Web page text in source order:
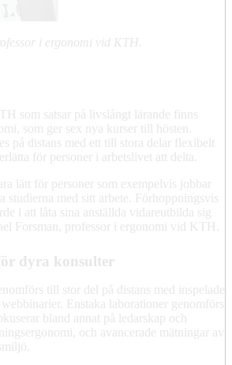
i ergonomi vid KTH.
som satsar på livslångt lärande finns
som ger sex nya kurser till hösten.
på distans med ett till stora delar flexibelt
för personer i arbetslivet att delta.
lätt för personer som exempelvis jobbar
studierna med sitt arbete. Förhoppningsvis
i att låta sina anställda vidareutbilda sig
Forsman, professor i ergonomi vid KTH.
dyra konsulter
till stor del på distans med inspelade
Enstaka laborationer genomförs
bland annat på ledarskap och
och avancerade mätningar av